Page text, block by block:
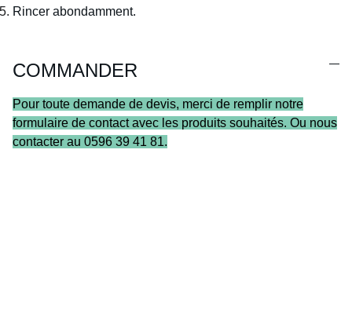
Rincer abondamment.
COMMANDER
Pour toute demande de devis, merci de remplir notre
formulaire de contact avec les produits souhaités. Ou nous
contacter au 0596 39 41 81.